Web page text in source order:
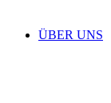
ÜBER UNS